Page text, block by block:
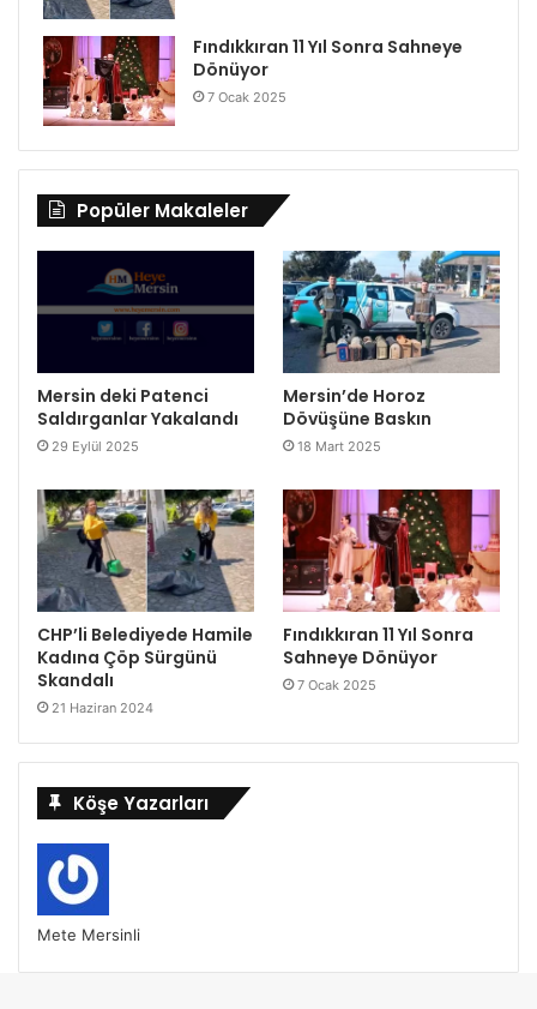
Fındıkkıran 11 Yıl Sonra Sahneye
Dönüyor
7 Ocak 2025
Popüler Makaleler
Mersin deki Patenci
Saldırganlar Yakalandı
29 Eylül 2025
Mersin’de Horoz
Dövüşüne Baskın
18 Mart 2025
CHP’li Belediyede Hamile
Kadına Çöp Sürgünü
Skandalı
21 Haziran 2024
Fındıkkıran 11 Yıl Sonra
Sahneye Dönüyor
7 Ocak 2025
Köşe Yazarları
Mete Mersinli